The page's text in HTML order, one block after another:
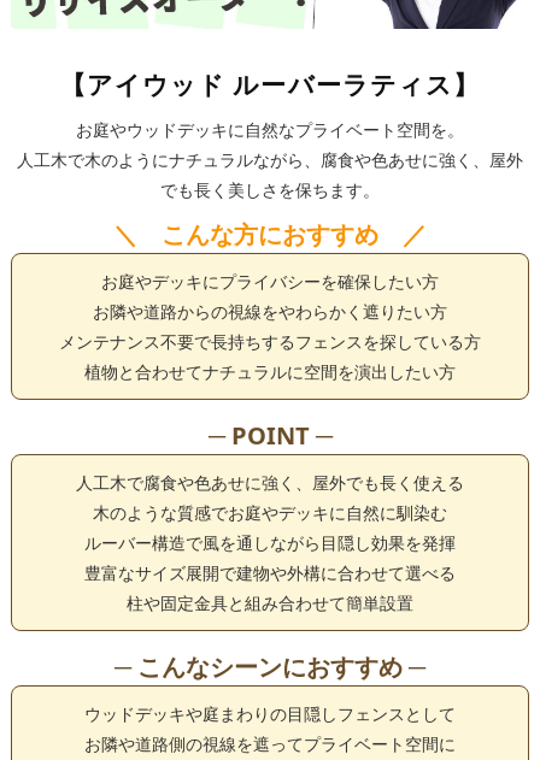
【アイウッド ルーバーラティス】
お庭やウッドデッキに自然なプライベート空間を。
人工木で木のようにナチュラルながら、腐食や色あせに強く、屋外
でも長く美しさを保ちます。
＼ こんな方におすすめ ／
お庭やデッキにプライバシーを確保したい方
お隣や道路からの視線をやわらかく遮りたい方
メンテナンス不要で長持ちするフェンスを探している方
植物と合わせてナチュラルに空間を演出したい方
─ POINT ─
人工木で腐食や色あせに強く、屋外でも長く使える
木のような質感でお庭やデッキに自然に馴染む
ルーバー構造で風を通しながら目隠し効果を発揮
豊富なサイズ展開で建物や外構に合わせて選べる
柱や固定金具と組み合わせて簡単設置
─ こんなシーンにおすすめ ─
ウッドデッキや庭まわりの目隠しフェンスとして
お隣や道路側の視線を遮ってプライベート空間に